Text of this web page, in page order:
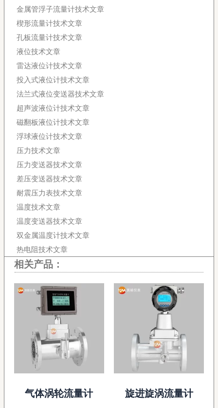
金属管浮子流量计技术文章
楔形流量计技术文章
孔板流量计技术文章
液位技术文章
雷达液位计技术文章
投入式液位计技术文章
法兰式液位变送器技术文章
超声波液位计技术文章
磁翻板液位计技术文章
浮球液位计技术文章
压力技术文章
压力变送器技术文章
差压变送器技术文章
耐震压力表技术文章
温度技术文章
温度变送器技术文章
双金属温度计技术文章
热电阻技术文章
相关产品：
气体涡轮流量计 旋进旋涡流量计